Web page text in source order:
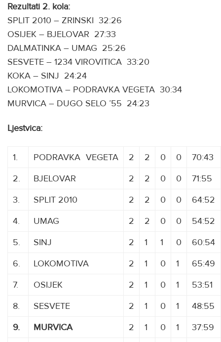
Rezultati 2. kola:
SPLIT 2010 – ZRINSKI 32:26
OSIJEK – BJELOVAR 27:33
DALMATINKA – UMAG 25:26
SESVETE – 1234 VIROVITICA 33:20
KOKA – SINJ 24:24
LOKOMOTIVA – PODRAVKA VEGETA 30:34
MURVICA – DUGO SELO ’55 24:23
Ljestvica:
1. PODRAVKAV VEGETA 2 2 0 0
70:43
2.
BJELOVAR 2 2 0 0
71:55
3.
SPLIT 2010 2 2 0 0
64:52
4.
UMAG 2 2 0 0
54:52
5.
SINJ 2 1 1 0
60:54
6.
LOKOMOTIVA 2 1 0 1
65:49
7.
OSIJEK 2 1 0 1
53:51
8.
SESVETE 2 1 0 1
48:55
9.
MURVICA 2 1 0 1
37:59